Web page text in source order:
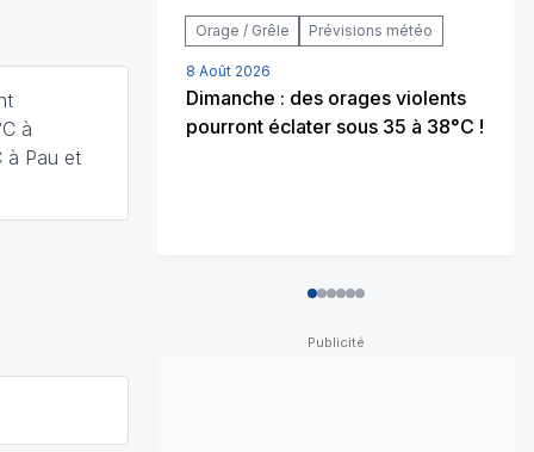
à
à Pau et
Orage / Grêle Prévisions météo
8 Août 2026
Dimanche : des orages violents
pourront éclater sous 35 à 38°C !
012345